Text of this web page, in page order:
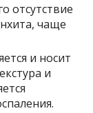
отсутствие
чаще
и носит
и